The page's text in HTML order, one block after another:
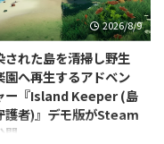
2026/8/9
された島を清掃し野生
園へ再生するアドベン
ー『Island Keeper (島
護者)』デモ版がSteam
開